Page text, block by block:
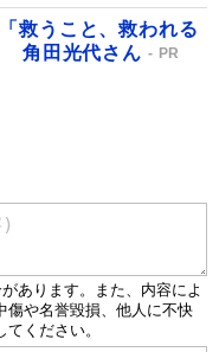
救うこと、救われる
角田光代さん
PR